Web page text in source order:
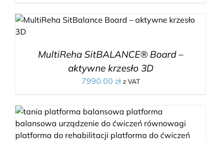
MultiReha SitBALANCE® Board –
aktywne krzesło 3D
7990.00 zł z VAT